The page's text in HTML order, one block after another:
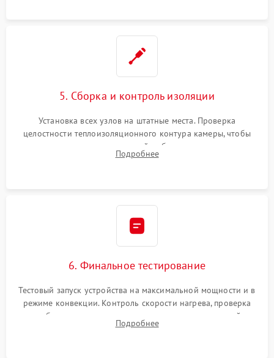
5. Сборка и контроль изоляции
Установка всех узлов на штатные места. Проверка
целостности теплоизоляционного контура камеры, чтобы
исключить перегрев кухонной мебели и потерю тепла.
Надежная фиксация клемм и сборка корпуса шкафа.
Подробнее
6. Финальное тестирование
Тестовый запуск устройства на максимальной мощности и в
режиме конвекции. Контроль скорости нагрева, проверка
срабатывания термостата при достижении заданной
температуры и тест на отсутствие утечек тока.
Подробнее